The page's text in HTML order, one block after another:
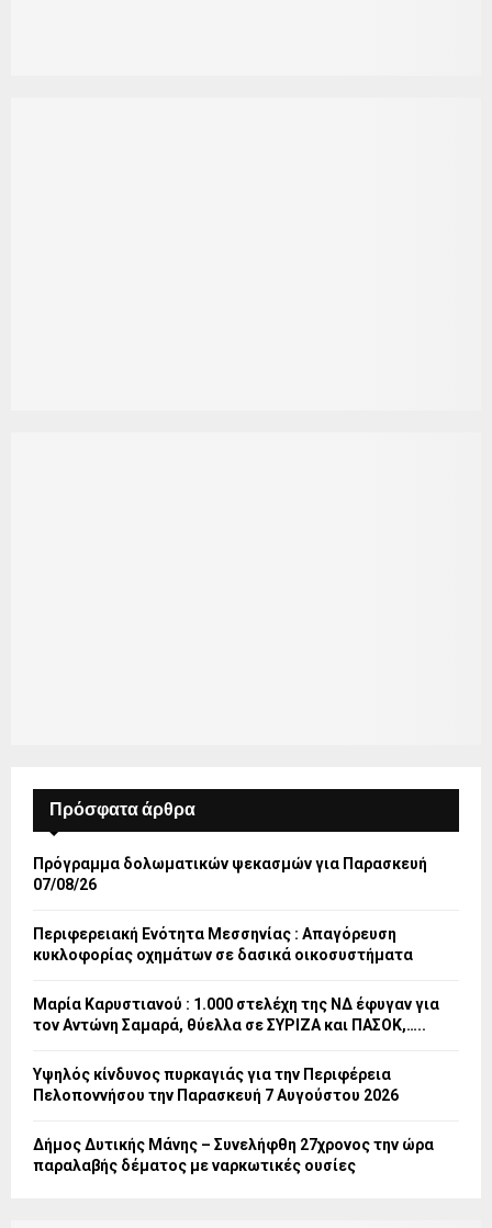
Πρόσφατα άρθρα
Πρόγραμμα δολωματικών ψεκασμών για Παρασκευή
07/08/26
Περιφερειακή Ενότητα Μεσσηνίας : Απαγόρευση
κυκλοφορίας οχημάτων σε δασικά οικοσυστήματα
Μαρία Καρυστιανού : 1.000 στελέχη της ΝΔ έφυγαν για
τον Αντώνη Σαμαρά, θύελλα σε ΣΥΡΙΖΑ και ΠΑΣΟΚ,…..
Υψηλός κίνδυνος πυρκαγιάς για την Περιφέρεια
Πελοποννήσου την Παρασκευή 7 Αυγούστου 2026
Δήμος Δυτικής Μάνης – Συνελήφθη 27χρονος την ώρα
παραλαβής δέματος με ναρκωτικές ουσίες